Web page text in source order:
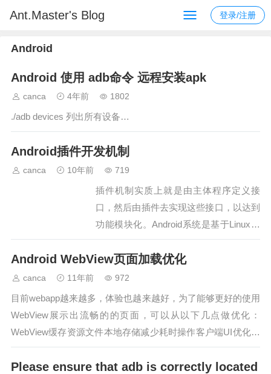
Ant.Master's Blog 登录/注册
Android
Android 使用 adb命令 远程安装apk
canca 4年前 1802
./adb devices 列出所有设备…
Android插件开发机制
canca 10年前 719
插件机制实质上就是由主体程序定义接
口，然后由插件去实现这些接口，以达到
功能模块化。Android系统是基于Linux内
核的，其安全机制也继承了Linux的特
性，再加上android framework没有提供插
件化编程的接口，使得在android上做插
件开…
Android WebView页面加载优化
canca 11年前 972
目前webapp越来越多，体验也越来越好，为了能够更好的使用
WebView展示出流畅的的页面，可以从以下几点做优化：
WebView缓存资源文件本地存储减少耗时操作客户端UI优化可
能有人会说了，为什么不做成native的呢，这样就不用那么的...
…
Please ensure that adb is correctly located